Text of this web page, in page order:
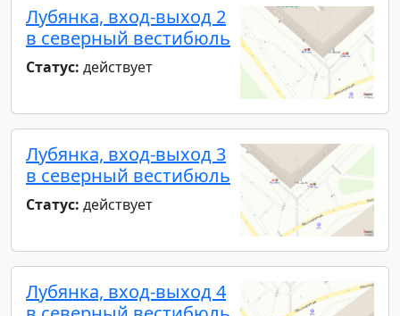
Лубянка, вход-выход 2
в северный вестибюль
Статус: действует
Лубянка, вход-выход 3
в северный вестибюль
Статус: действует
Лубянка, вход-выход 4